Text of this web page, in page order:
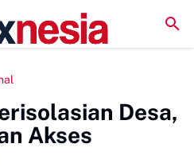
DPRD Morowali Bahas Penanganan
Desa,
Akses